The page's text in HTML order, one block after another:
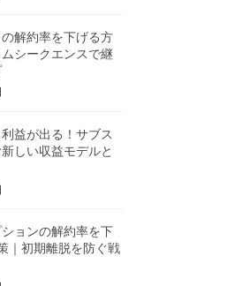
解約率を下げる方
シークエンスで継
益が出る！サブス
しい収益モデルと
ョンの解約率を下
｜初期離脱を防ぐ戦